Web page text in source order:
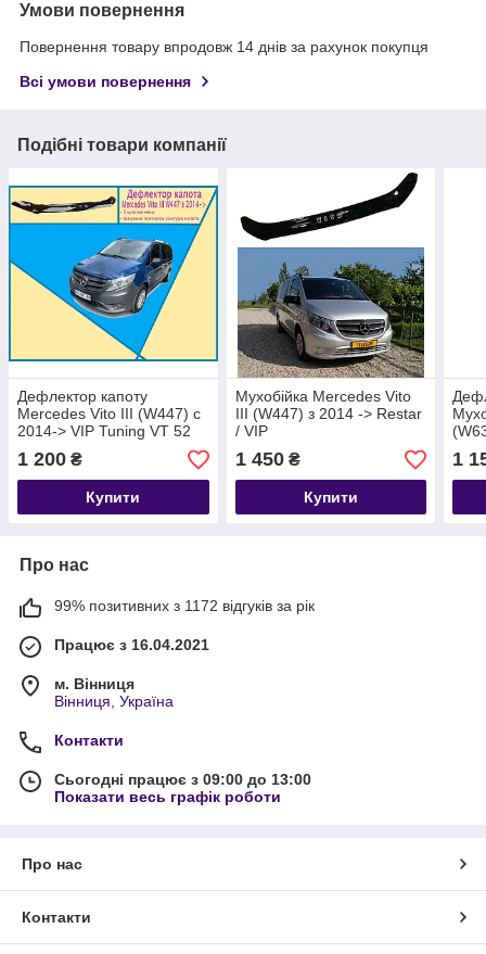
Умови повернення
Повернення товару впродовж 14 днів за рахунок покупця
Всі умови повернення
Подібні товари компанії
Дефлектор капоту
Mercedes Vito III (W447) с
2014-> VIP Tuning VT 52
1 200 ₴
Купити
Мухобійка Mercedes Vito
III (W447) з 2014 -> Restar
/ VIP
1 450₴
Купити
1
Про нас
99% позитивних з 1172 відгуків за рік
Працює з 16.04.2021
м. Вінниця
Вінниця, Україна
Контакти
Сьогодні працює з 09:00 до 13:00
Показати весь графік роботи
Про нас
Контакти